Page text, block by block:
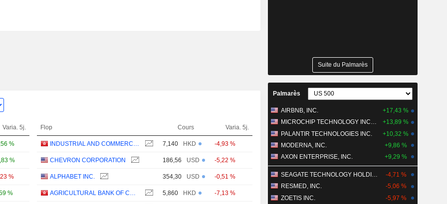
Varia. 5j.
%
%
%
%
Flop Cours Varia. 5j.
7,140 HKD -4,93 %
CHEVRON CORPORATION 186,56 USD -5,22 %
ALPHABET INC. 354,30 USD -0,51 %
5,860 HKD -7,13 %
Suite du Palmarès
Palmarès
AIRBNB, INC.
+17,43 %
MICROCHIP TECHNOLOGY INCORPORATED
+13,89 %
PALANTIR TECHNOLOGIES INC.
+10,32 %
MODERNA, INC.
+9,86 %
AXON ENTERPRISE, INC.
+9,29 %
SEAGATE TECHNOLOGY HOLDINGS PLC
-4,71 %
RESMED, INC.
-5,06 %
ZOETIS INC.
-5,97 %